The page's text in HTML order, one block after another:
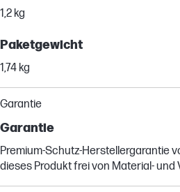
1,2 kg
Paketgewicht
1,74 kg
Garantie
Garantie
Premium-Schutz-Herstellergarantie
dieses Produkt frei von Material-